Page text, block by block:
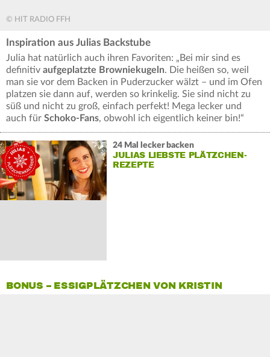
© HIT RADIO FFH
Inspiration aus Julias Backstube
Julia hat natürlich auch ihren Favoriten: „Bei mir sind es
definitiv aufgeplatzte Browniekugeln. Die heißen so, weil
man sie vor dem Backen in Puderzucker wälzt – und im Ofen
platzen sie dann auf, werden so krinkelig. Sie sind nicht zu
süß und nicht zu groß, einfach perfekt! Mega lecker und
auch für Schoko-Fans, obwohl ich eigentlich keiner bin!“
24 Mal lecker backen
JULIAS LIEBSTE PLÄTZCHEN-
REZEPTE
BONUS – ESSIGPLÄTZCHEN VON KRISTIN